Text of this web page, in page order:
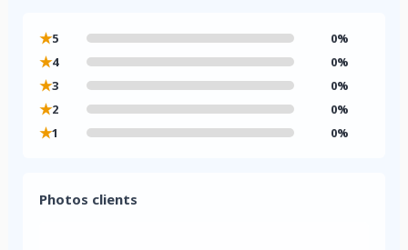
★5 0%
★4 0%
★3 0%
★2 0%
★1 0%
Photos clients